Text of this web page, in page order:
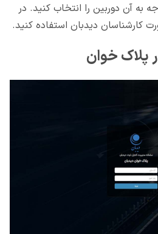
به آن دوربین را انتخاب کنید. در
کارشناسان دیدبان استفاده کنید.
پلاک خوان